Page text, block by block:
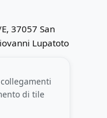
37057 San
Lupatoto
di tile